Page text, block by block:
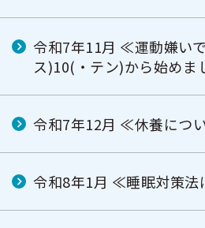
令和7年11月 ≪運動嫌い
ス)10(・テン)から始め
令和7年12月 ≪休養につ
令和8年1月 ≪睡眠対策